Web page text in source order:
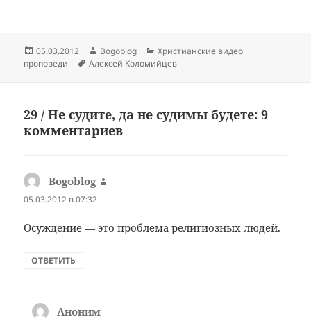
Опубликовано
05.03.2012 Автор
Bogoblog Рубрики
Христианские видео
проповеди
Метки
Алексей Коломийцев
29 / Не судите, да не судимы будете: 9
комментариев
Bogoblog
05.03.2012 в 07:32
Осуждение — это проблема религиозных людей.
ОТВЕТИТЬ
Аноним